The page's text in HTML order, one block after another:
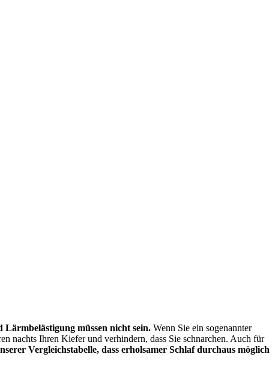
Lärmbelästigung müssen nicht sein. Wenn Sie ein sogenannter
nachts Ihren Kiefer und verhindern, dass Sie schnarchen. Auch für
Vergleichstabelle, dass erholsamer Schlaf durchaus möglich